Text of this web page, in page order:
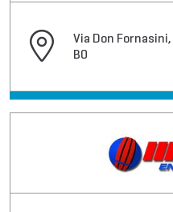
Via Don
BO